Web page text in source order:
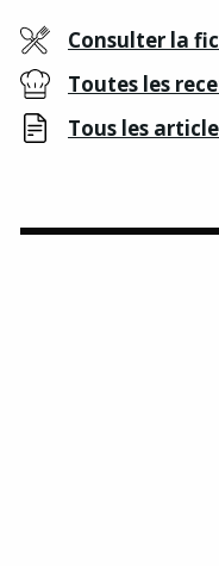
Consulter la
Toutes les
Tous les